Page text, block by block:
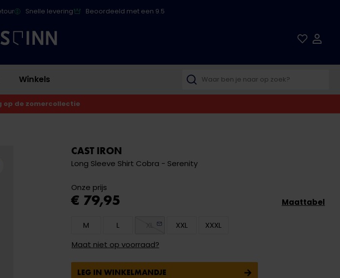
Snelle levering Beoordeeld met een 9.5
Winkels
op de zomercollectie
CAST IRON
Long Sleeve Shirt Cobra - Serenity
Onze prijs
€ 79,95
M L XXL
XXXL
Maat niet op voorraad?
Maattabel
LEG IN WINKELMANDJE